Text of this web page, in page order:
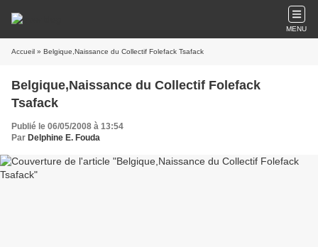
MENU
Accueil » Belgique,Naissance du Collectif Folefack Tsafack
Belgique,Naissance du Collectif Folefack
Tsafack
Publié le 06/05/2008 à 13:54
Par Delphine E. Fouda